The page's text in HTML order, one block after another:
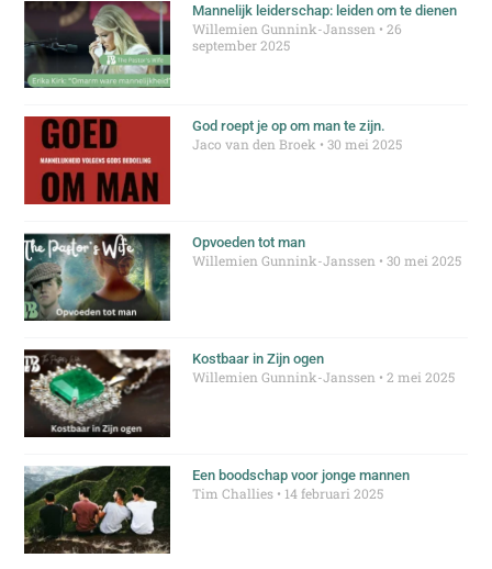
Mannelijk leiderschap: leiden om te dienen
Willemien Gunnink-Janssen
26
september 2025
God roept je op om man te zijn.
Jaco van den Broek 30 mei 2025
Opvoeden tot man
Willemien Gunnink-Janssen 30 mei 2025
Kostbaar in Zijn ogen
Willemien Gunnink-Janssen 2 mei 2025
Een boodschap voor jonge mannen
Tim Challies 14 februari 2025